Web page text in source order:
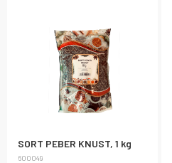
SORT PEBER KNUST, 1 kg
600049